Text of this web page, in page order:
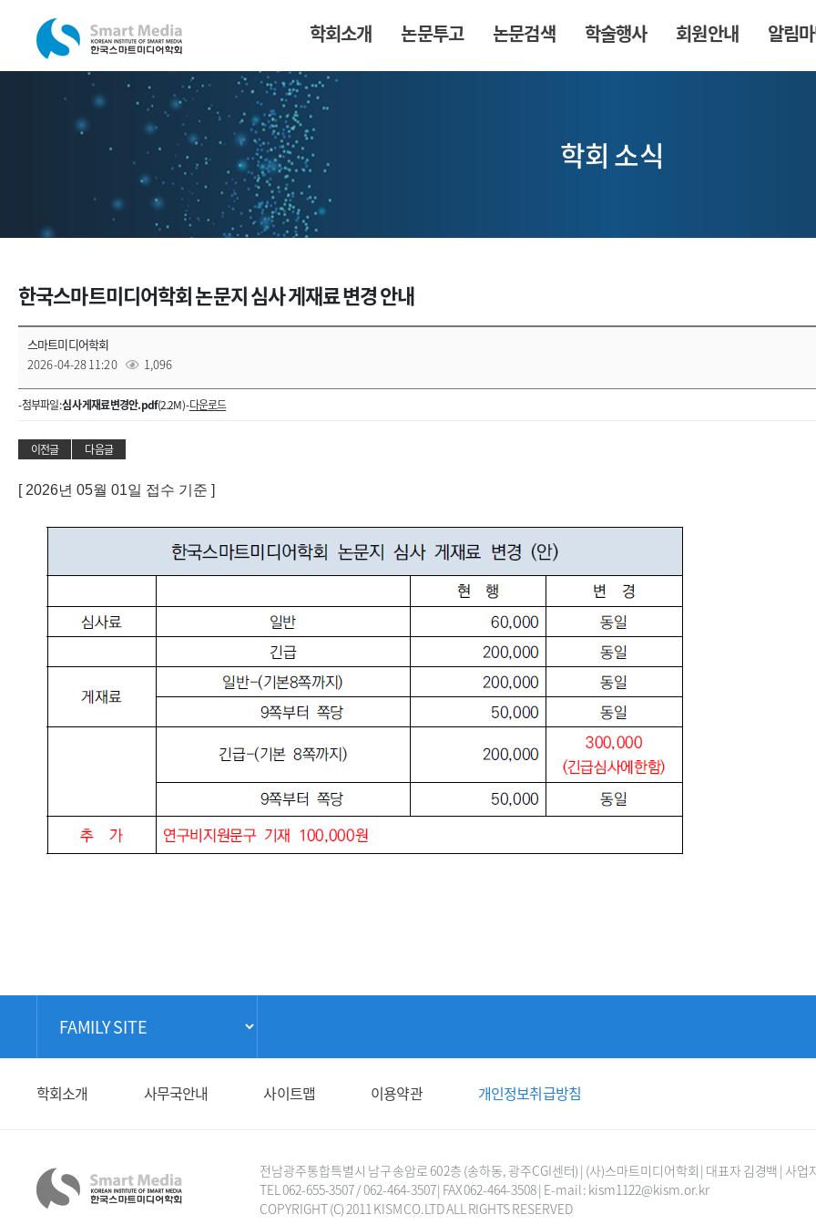
학회소개 논문투고 논문검색 학술행사 회원안내 알림
학회 소식
한국스마트미디어학회 논문지 심사 게재료 변경 안내
스마트미디어학회
2026-04-28 11:20
1,096
- 첨부파일 :심사 게재료 변경안.pdf(2.2M) -다운로드
이전글 다음글
[ 2026년 05월 01일 접수 기준 ]
학회소개 사무국안내 사이트맵 이용약관 개인정보취급방침
전남광주통합특별시 남구 송암로 60 2층 (송하동, 광주CGI센터) | (사)스마트미디어학회 | 대표자 김경백 | 사
TEL 062-655-3507 / 062-464-3507 | FAX 062-464-3508 | E-mail : kism1122@kism.or.kr
COPYRIGHT (C) 2011 KISM CO.LTD ALL RIGHTS RESERVED